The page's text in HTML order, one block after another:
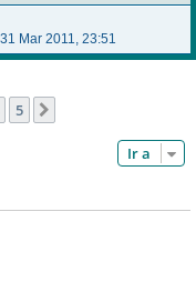
31 Mar 2011, 23:51
5
Ir a